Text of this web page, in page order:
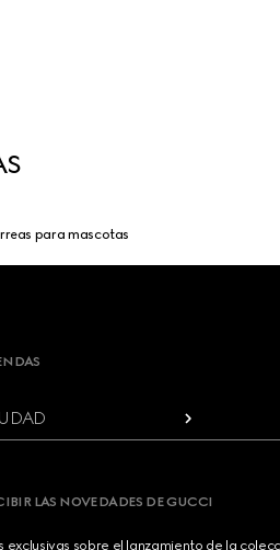
para mascotas
LAS NOVEDADES DE GUCCI
exclusivas sobre el lanzamiento de la